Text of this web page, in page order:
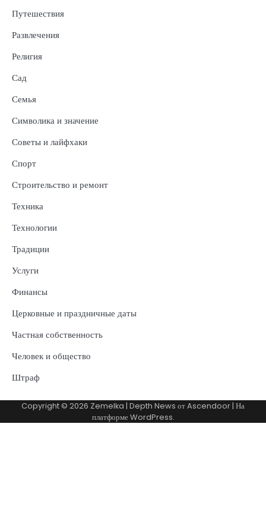
Путешествия
Развлечения
Религия
Сад
Семья
Символика и значение
Советы и лайфхаки
Спорт
Строительство и ремонт
Техника
Технологии
Традиции
Услуги
Финансы
Церковные и праздничные даты
Частная собственность
Человек и общество
Штраф
Copyright © 2026 Zemelka | Depth News отAscendoor | На
платформеWordPress.